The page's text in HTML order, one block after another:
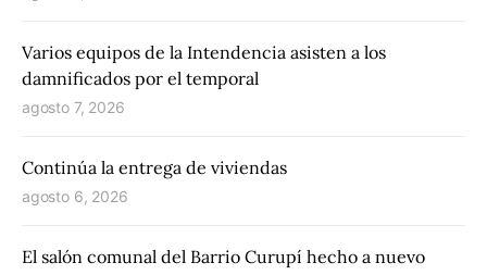
Varios equipos de la Intendencia asisten a los
damnificados por el temporal
agosto 7, 2026
Continúa la entrega de viviendas
agosto 6, 2026
El salón comunal del Barrio Curupí hecho a nuevo